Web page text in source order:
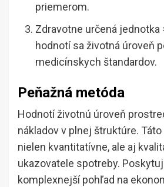
priemerom.
Zdravotne určená jednotka
hodnotí sa životná úroveň
medicínskych štandardov.
Peňažná metóda
Hodnotí životnú úroveň
nákladov v plnej štruktúre.
nielen kvantitatívne, ale aj
ukazovatele spotreby.
komplexnejší pohľad na